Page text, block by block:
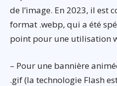
de l’image. En 2023, il est
format .webp, qui a été
point pour une utilisation
– Pour une bannière
.gif (la technologie Flash